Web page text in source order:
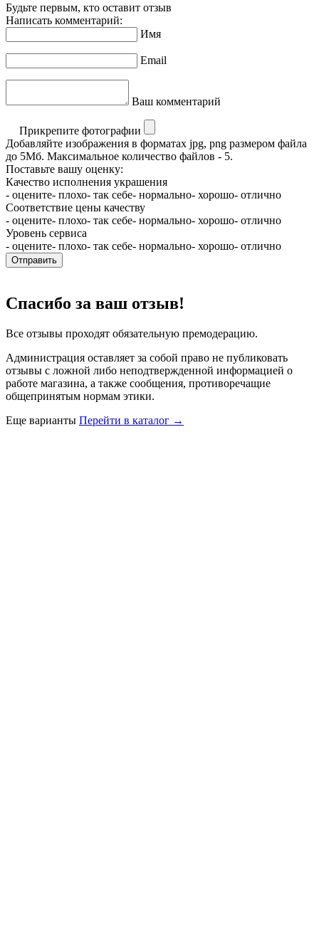
Будьте первым, кто оставит отзыв
Написать комментарий:
Имя
Email
Ваш комментарий
Прикрепите фотографии
Добавляйте изображения в форматах jpg, png размером файла
до 5Мб. Максимальное количество файлов - 5.
Поставьте вашу оценку:
Качество исполнения украшения
- оцените- плохо- так себе- нормально- хорошо- отлично
Соответствие цены качеству
- оцените- плохо- так себе- нормально- хорошо- отлично
Уровень сервиса
- оцените- плохо- так себе- нормально- хорошо- отлично
Отправить
Спасибо за ваш отзыв!
Все отзывы проходят обязательную премодерацию.
Администрация оставляет за собой право не публиковать
отзывы с ложной либо неподтвержденной информацией о
работе магазина, а также сообщения, противоречащие
общепринятым нормам этики.
Еще варианты Перейти в каталог →